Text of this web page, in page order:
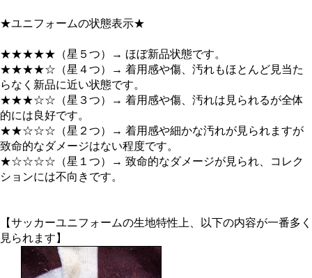
★ユニフォームの状態表示★
★★★★★（星５つ）→ ほぼ新品状態です。
★★★★☆（星４つ）→ 着用感や傷、汚れもほとんど見当た
らなく新品に近い状態です。
★★★☆☆（星３つ）→ 着用感や傷、汚れは見られるが全体
的には良好です。
★★☆☆☆（星２つ）→ 着用感や細かな汚れが見られますが
致命的なダメージはない程度です。
★☆☆☆☆（星１つ）→ 致命的なダメージが見られ、コレク
ションには不向きです。
【サッカーユニフォームの生地特性上、以下の内容が一番多く
見られます】